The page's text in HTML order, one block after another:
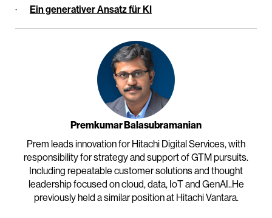
· Ein generativer Ansatz für KI
Premkumar Balasubramanian
Prem leads innovation for Hitachi Digital Services, with
responsibility for strategy and support of GTM pursuits.
Including repeatable customer solutions and thought
leadership focused on cloud, data, IoT and GenAI..He
previously held a similar position at Hitachi Vantara.